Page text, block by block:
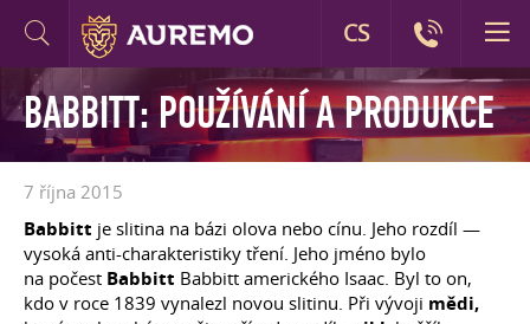
BABBITT: POUŽÍVÁNÍ A PRODUKCE
7 října 2015
Babbitt je slitina na bázi olova nebo cínu. Jeho rozdíl —
vysoká anti-charakteristiky tření. Jeho jméno bylo
na počest Babbitt Babbitt amerického Isaac. Byl to on,
kdo v roce 1839 vynalezl novou slitinu. Při vývoji mědi,
CS